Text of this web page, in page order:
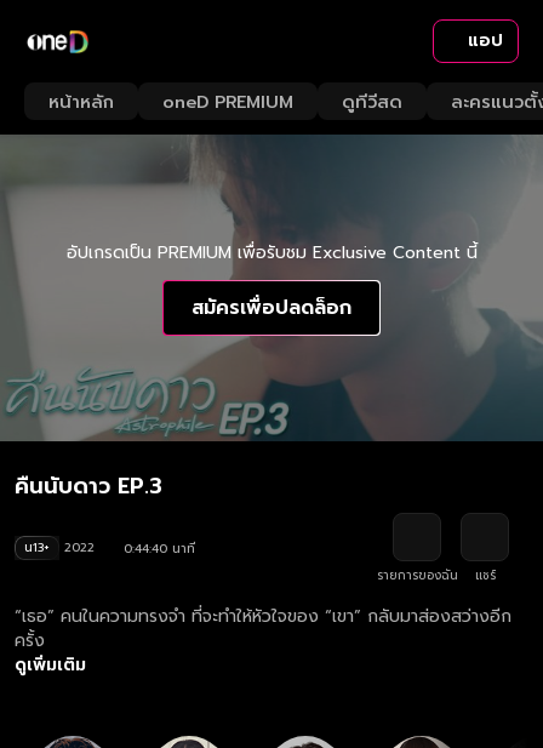
แอป
หน้าหลัก oneD PREMIUM ดูทีวีสด ละครแนวตั้
อัปเกรดเป็น PREMIUM เพื่อรับชม Exclusive Content นี้
สมัครเพื่อปลดล็อก
คืนนับดาว EP.3
น13+ 2022
0:44:40 นาที
รายการของฉัน
แชร์
“เธอ” คนในความทรงจำ ที่จะทำให้หัวใจของ “เขา” กลับมาส่องสว่างอีก
ครั้ง
ดูเพิ่มเติม